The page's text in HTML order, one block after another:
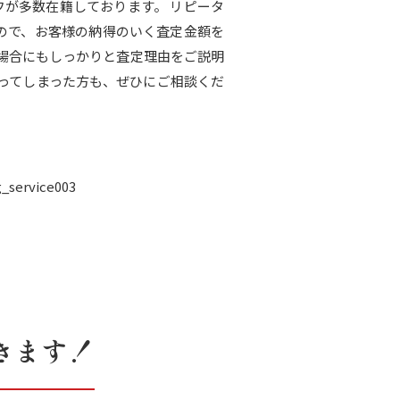
多数在籍しております。 リピータ
、お客様の納得のいく査定金額を
合にもしっかりと査定理由をご説明
てしまった方も、ぜひにご相談くだ
ます！